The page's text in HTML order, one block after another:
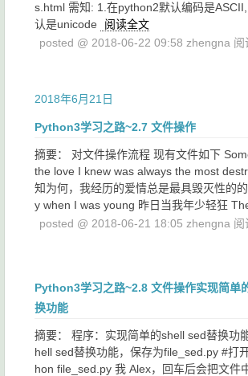
s.html 需知: 1.在python2默认编码是
认是unicode
阅读全文
posted @ 2018-06-22 09:58 zhengna 阅
2018年6月21日
Python3学习之路~2.7 文件操作
摘要： 对文件操作流程 现有文件如下
the love I knew was always the most
知为何，我经历的爱情总是最具毁灭性的
y when I was young 昨日当我年少轻狂
posted @ 2018-06-21 18:05 zhengna 阅
Python3学习之路~2.8 文件操作实现简单
换功能
摘要： 程序：实现简单的shell sed替换功
hell sed替换功能，保存为file_sed.py #打
hon file_sed.py 我 Alex，回车后会把文件